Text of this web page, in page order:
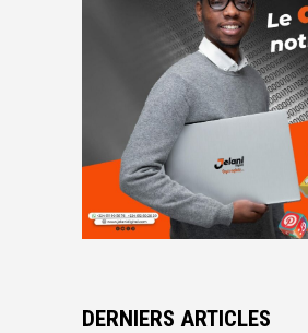
DERNIERS ARTICLES